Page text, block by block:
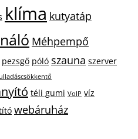
klíma kutyatáp
Méhpempő
pezsgő póló szauna szerver
téli gumi VoIP víz
webáruház